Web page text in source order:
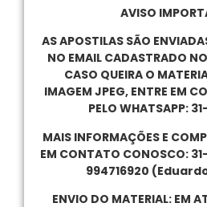
AVISO
AS APOSTILAS SÃO
NO EMAIL CADASTRADO
CASO QUEIRA O
IMAGEM JPEG, ENTRE EM
PELO WHATSAPP:
MAIS INFORMAÇÕES E
EM CONTATO CONOSCO:
994716920
ENVIO DO MATERIAL: EM